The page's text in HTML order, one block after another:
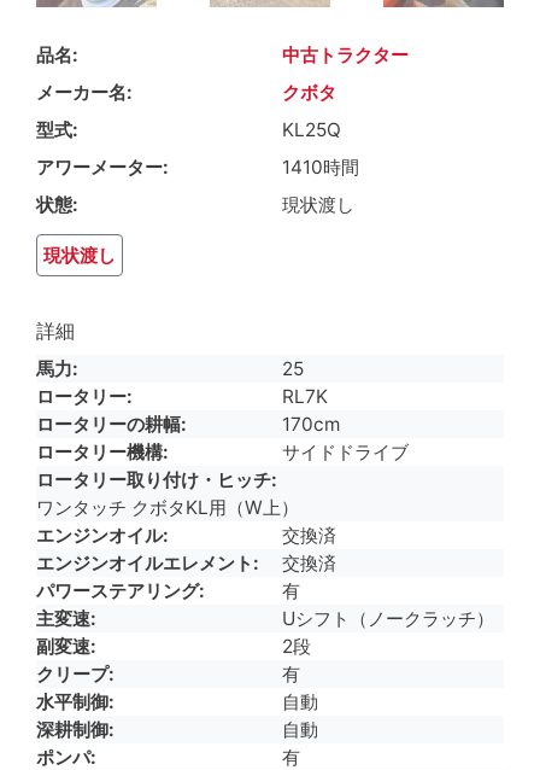
品名
中古トラクター
メーカー名
クボタ
型式
KL25Q
アワーメーター
1410時間
状態
現状渡し
現状渡し
詳細
馬力
25
ロータリー
RL7K
ロータリーの耕幅
170cm
ロータリー機構
サイドドライブ
ロータリー取り付け・ヒッチ
ワンタッチ クボタKL用（W上）
エンジンオイル
交換済
エンジンオイルエレメント
交換済
パワーステアリング
有
主変速
Uシフト（ノークラッチ）
副変速
2段
クリープ
有
水平制御
自動
深耕制御
自動
ポンパ
有